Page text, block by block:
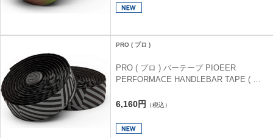
PRO ( プロ )
PRO ( プロ ) バーテープ PIOEER
PERFORMACE HANDLEBAR TAPE ( パ
ープ ) ブラック/グレー 3.5mm
6,160円 （税込）